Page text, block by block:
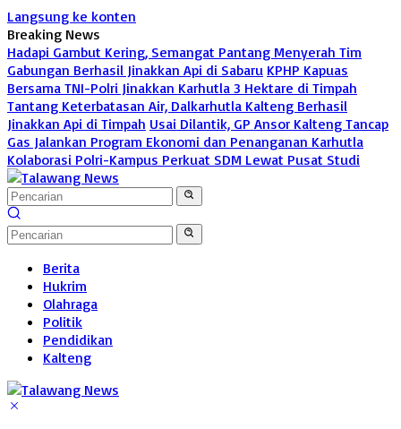
Langsung ke konten
Breaking News
Hadapi Gambut Kering, Semangat Pantang Menyerah Tim
Gabungan Berhasil Jinakkan Api di Sabaru KPHP Kapuas
Bersama TNI-Polri Jinakkan Karhutla 3 Hektare di Timpah
Tantang Keterbatasan Air, Dalkarhutla Kalteng Berhasil
Jinakkan Api di Timpah Usai Dilantik, GP Ansor Kalteng Tancap
Gas Jalankan Program Ekonomi dan Penanganan Karhutla
Kolaborasi Polri-Kampus Perkuat SDM Lewat Pusat Studi
Berita
Hukrim
Olahraga
Politik
Pendidikan
Kalteng